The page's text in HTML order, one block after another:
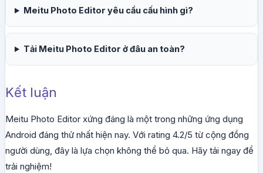
Meitu Photo Editor yêu cầu cấu hình gì?
Tải Meitu Photo Editor ở đâu an toàn?
Kết luận
Meitu Photo Editor xứng đáng là một trong những ứng dụng
Android đáng thử nhất hiện nay. Với rating 4.2/5 từ cộng đồng
người dùng, đây là lựa chọn không thể bỏ qua. Hãy tải ngay để
trải nghiệm!